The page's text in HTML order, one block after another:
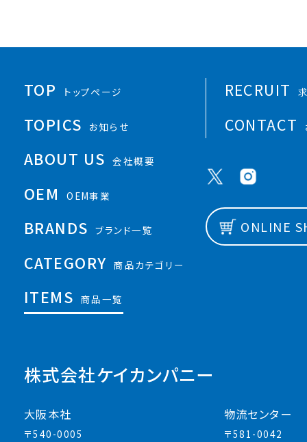
TOP トップページ
TOPICS お知らせ
ABOUT US 会社概要
OEM OEM事業
BRANDS ブランド一覧
CATEGORY 商品カテゴリー
ITEMS 商品一覧
RECRUIT
CONTACT
ONLINE
株式会社ケイカンパニー
大阪本社
〒540-0005
物流センター
〒581-0042